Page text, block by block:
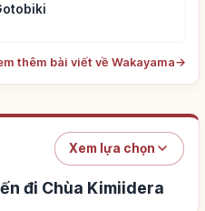
thêm bài viết về Wakayama→
Xem lựa chọn
đi Chùa Kimiidera